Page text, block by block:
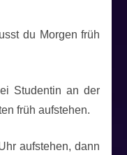
du Morgen früh
Studentin an der
früh aufstehen.
aufstehen, dann